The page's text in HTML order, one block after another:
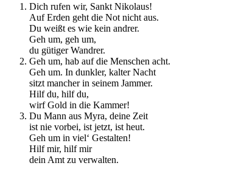
Dich rufen wir, Sankt Nikolaus!
Auf Erden geht die Not nicht aus.
Du weißt es wie kein andrer.
Geh um, geh um,
du gütiger Wandrer.
Geh um, hab auf die Menschen acht.
Geh um. In dunkler, kalter Nacht
sitzt mancher in seinem Jammer.
Hilf du, hilf du,
wirf Gold in die Kammer!
Du Mann aus Myra, deine Zeit
ist nie vorbei, ist jetzt, ist heut.
Geh um in viel‘ Gestalten!
Hilf mir, hilf mir
dein Amt zu verwalten.